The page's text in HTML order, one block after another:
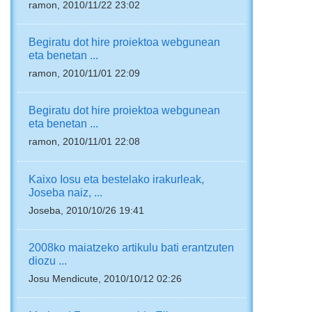
ramon, 2010/11/22 23:02
Begiratu dot hire proiektoa webgunean
eta benetan ...
ramon, 2010/11/01 22:09
Begiratu dot hire proiektoa webgunean
eta benetan ...
ramon, 2010/11/01 22:08
Kaixo Iosu eta bestelako irakurleak,
Joseba naiz, ...
Joseba, 2010/10/26 19:41
2008ko maiatzeko artikulu bati erantzuten
diozu ...
Josu Mendicute, 2010/10/12 02:26